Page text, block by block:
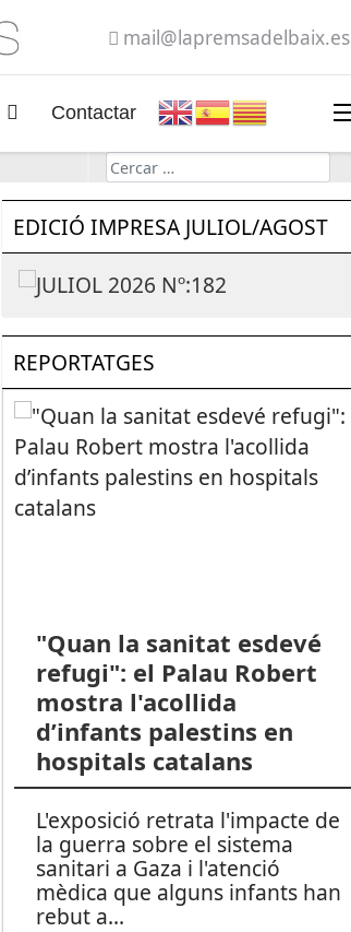
mail@lapremsadelbaix.es
Contactar
Cerca
EDICIÓ IMPRESA JULIOL/AGOST
REPORTATGES
"Quan la sanitat esdevé
refugi": el Palau Robert
mostra l'acollida
d’infants palestins en
hospitals catalans
L'exposició retrata l'impacte de
la guerra sobre el sistema
sanitari a Gaza i l'atenció
mèdica que alguns infants han
rebut a...